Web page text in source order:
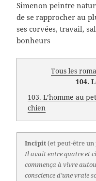
Simenon peintre
de se rapprocher au
ses corvées, travail,
bonheurs
Tous les
104.
103. L’homme au
chien
Incipit(et peut-être un
Il avait entre quatre et
commença à vivre
conscience d'une vraie